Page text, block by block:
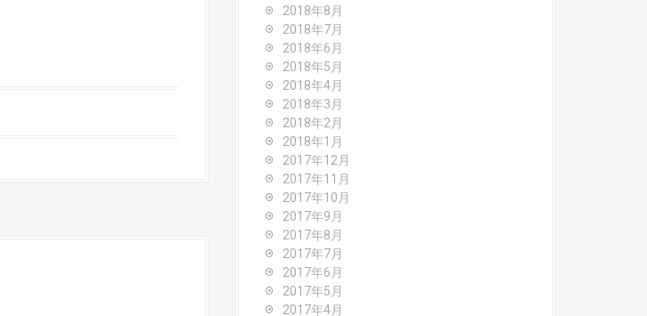
2018年8月
2018年7月
2018年6月
2018年5月
2018年4月
2018年3月
2018年2月
2018年1月
2017年12月
2017年11月
2017年10月
2017年9月
2017年8月
2017年7月
2017年6月
2017年5月
2017年4月